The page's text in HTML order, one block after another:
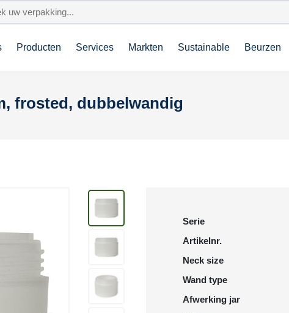
Producten Services Markten Sustainable Beurzen
frosted, dubbelwandig
Serie
Artikelnr.
Neck size
Wand type
Afwerking jar